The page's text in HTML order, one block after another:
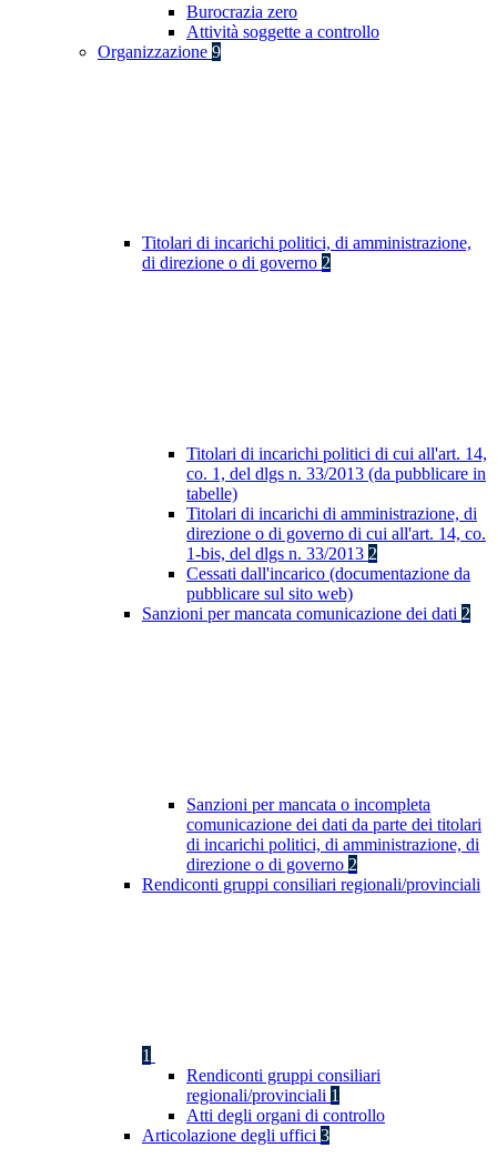
Burocrazia zero
Attività soggette a controllo
Organizzazione 9
Titolari di incarichi politici, di amministrazione,
di direzione o di governo 2
Titolari di incarichi politici di cui all'art. 14,
co. 1, del dlgs n. 33/2013 (da pubblicare in
tabelle)
Titolari di incarichi di amministrazione, di
direzione o di governo di cui all'art. 14, co.
1-bis, del dlgs n. 33/2013 2
Cessati dall'incarico (documentazione da
pubblicare sul sito web)
Sanzioni per mancata comunicazione dei dati 2
Sanzioni per mancata o incompleta
comunicazione dei dati da parte dei titolari
di incarichi politici, di amministrazione, di
direzione o di governo 2
Rendiconti gruppi consiliari regionali/provinciali
1
Rendiconti gruppi consiliari
regionali/provinciali 1
Atti degli organi di controllo
Articolazione degli uffici 3